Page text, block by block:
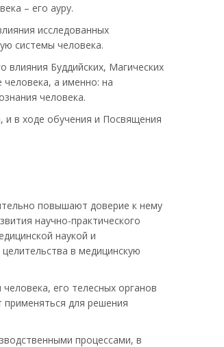
– его ауру.
исследованных
системы человека.
Буддийских, Магических
человека, а именно: на
человека.
и в ходе обучения и Посвящения
повышают доверие к нему
научно-практического
наукой и
в медицинскую
его телесных органов
для решения
процессами, в